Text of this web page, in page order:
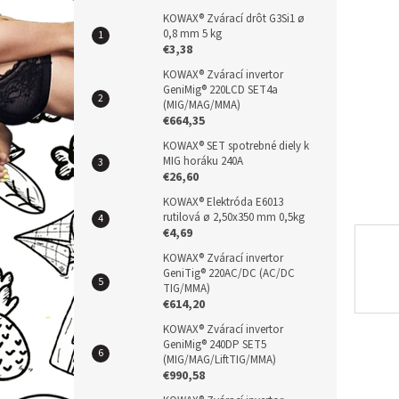
n
e
l
KOWAX® Zvárací drôt G3Si1 ø
0,8 mm 5 kg
€3,38
KOWAX® Zvárací invertor
GeniMig® 220LCD SET4a
(MIG/MAG/MMA)
€664,35
KOWAX® SET spotrebné diely k
MIG horáku 240A
€26,60
KOWAX® Elektróda E6013
rutilová ø 2,50x350 mm 0,5kg
€4,69
KOWAX® Zvárací invertor
GeniTig® 220AC/DC (AC/DC
TIG/MMA)
€614,20
KOWAX® Zvárací invertor
GeniMig® 240DP SET5
(MIG/MAG/LiftTIG/MMA)
€990,58